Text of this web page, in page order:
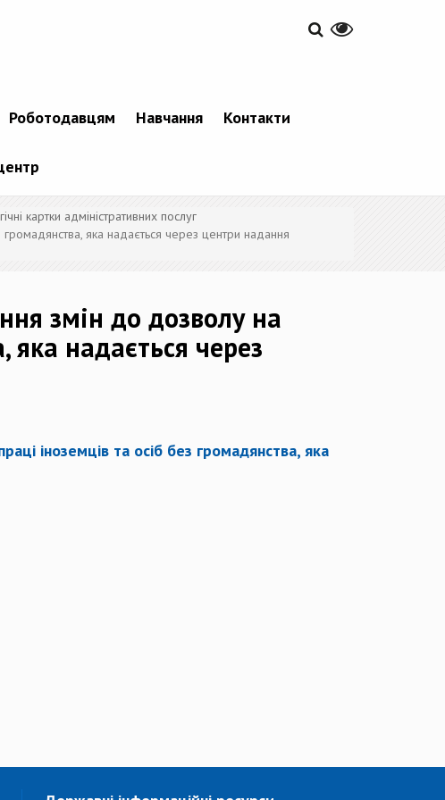
Роботодавцям Навчання Контакти
картки адміністративних послуг
громадянства, яка надається через центри надання
змін до дозволу на
яка надається через
іноземців та осіб без громадянства, яка